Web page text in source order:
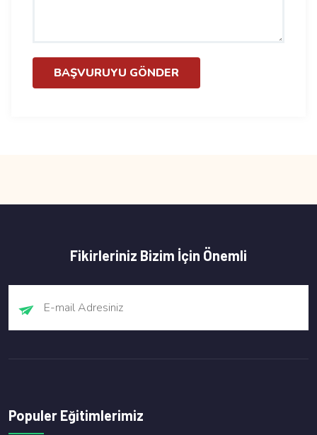
BAŞVURUYU GÖNDER
Fikirleriniz Bizim İçin Önemli
Populer Eğitimlerimiz